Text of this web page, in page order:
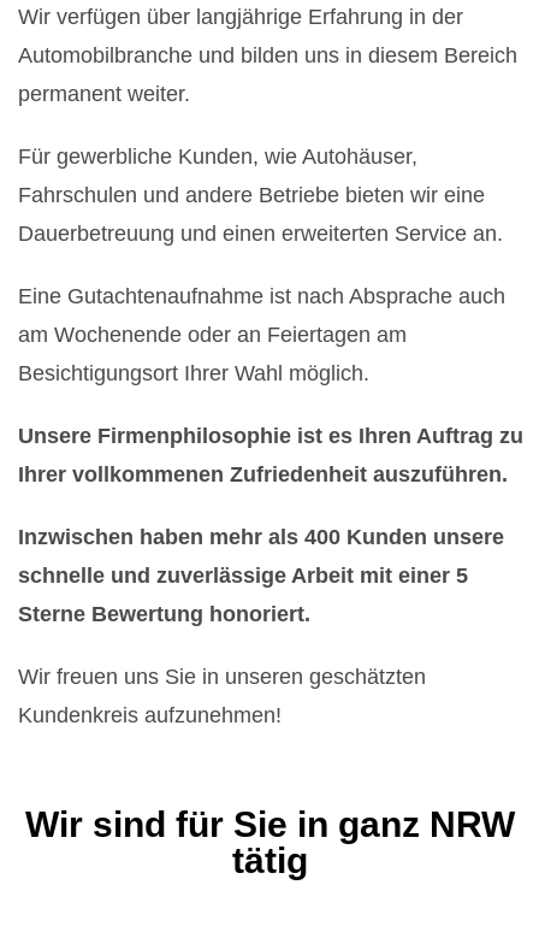
Wir verfügen über langjährige Erfahrung in der
Automobilbranche und bilden uns in diesem Bereich
permanent weiter.
Für gewerbliche Kunden, wie Autohäuser,
Fahrschulen und andere Betriebe bieten wir eine
Dauerbetreuung und einen erweiterten Service an.
Eine Gutachtenaufnahme ist nach Absprache auch
am Wochenende oder an Feiertagen am
Besichtigungsort Ihrer Wahl möglich.
Unsere Firmenphilosophie ist es Ihren Auftrag zu
Ihrer vollkommenen Zufriedenheit auszuführen.
Inzwischen haben mehr als 400 Kunden unsere
schnelle und zuverlässige Arbeit mit einer 5
Sterne Bewertung honoriert.
Wir freuen uns Sie in unseren geschätzten
Kundenkreis aufzunehmen!
Wir sind für Sie in ganz NRW
tätig